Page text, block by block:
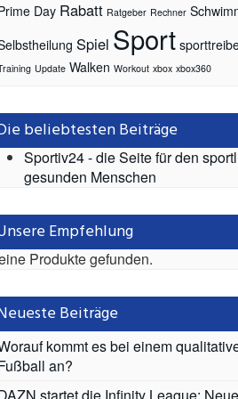
Day Rabatt Ratgeber Rechner
Spiel Sport
Update Walken Workout xbox xbox360
beliebtesten Beiträge
Sportiv24 - die Seite für den
gesunden Menschen
Empfehlung
Produkte gefunden.
Beiträge
kommt es bei einem
an?
startet die Infinity League: